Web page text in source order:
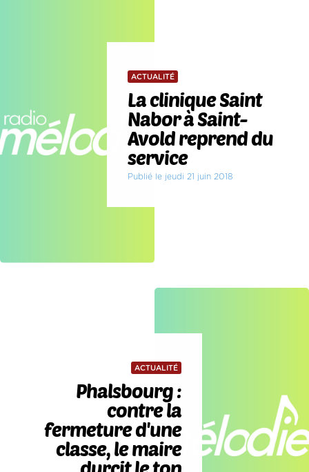
ACTUALITÉ
La clinique Saint
Nabor à Saint-
Avold reprend du
service
Publié le jeudi 21 juin 2018
ACTUALITÉ
Phalsbourg :
contre la
fermeture d'une
classe, le maire